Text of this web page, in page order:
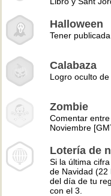
Halloween
Tener
Calabaza
Logro oculto
Zombie
Comentar
Noviembre
Lotería de
Si la última
de Navidad (22
del día de tu
con el 3.